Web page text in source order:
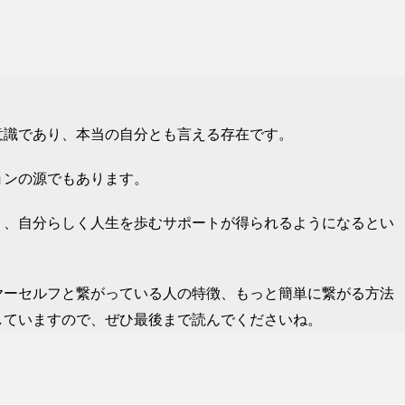
であり、本当の自分とも言える存在です。
の源でもあります。
自分らしく人生を歩むサポートが得られるようになるとい
セルフと繋がっている人の特徴、もっと簡単に繋がる方法
いますので、ぜひ最後まで読んでくださいね。